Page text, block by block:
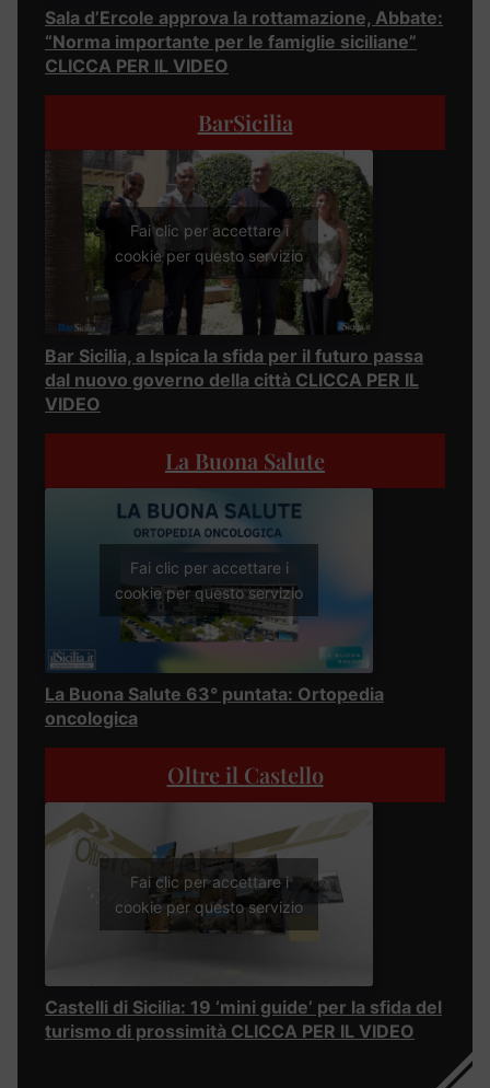
Sala d’Ercole approva la rottamazione, Abbate:
“Norma importante per le famiglie siciliane”
CLICCA PER IL VIDEO
BarSicilia
Fai clic per accettare i
cookie per questo servizio
Bar Sicilia, a Ispica la sfida per il futuro passa
dal nuovo governo della città CLICCA PER IL
VIDEO
La Buona Salute
Fai clic per accettare i
cookie per questo servizio
La Buona Salute 63° puntata: Ortopedia
oncologica
Oltre il Castello
Fai clic per accettare i
cookie per questo servizio
Castelli di Sicilia: 19 ‘mini guide’ per la sfida del
turismo di prossimità CLICCA PER IL VIDEO